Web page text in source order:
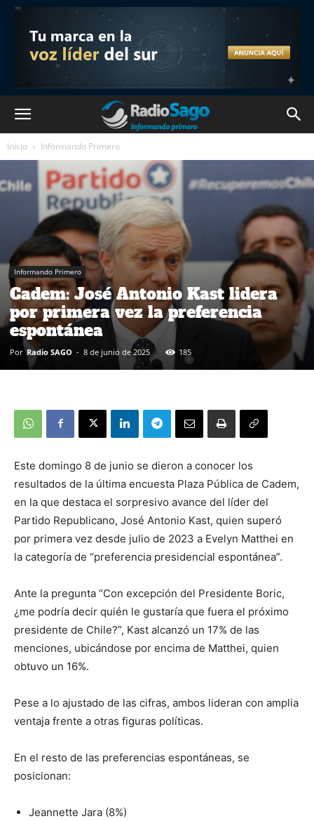
Inicio Informando Primero
Informando Primero
Cadem: José Antonio Kast lidera
por primera vez la preferencia
espontánea
Por Radio SAGO - 8 de junio de 2025 185
Este domingo 8 de junio se dieron a conocer los
resultados de la última encuesta Plaza Pública de Cadem,
en la que destaca el sorpresivo avance del líder del
Partido Republicano, José Antonio Kast, quien superó
por primera vez desde julio de 2023 a Evelyn Matthei en
la categoría de “preferencia presidencial espontánea”.
Ante la pregunta “Con excepción del Presidente Boric,
¿me podría decir quién le gustaría que fuera el próximo
presidente de Chile?”, Kast alcanzó un 17% de las
menciones, ubicándose por encima de Matthei, quien
obtuvo un 16%.
Pese a lo ajustado de las cifras, ambos lideran con amplia
ventaja frente a otras figuras políticas.
En el resto de las preferencias espontáneas, se
posicionan:
Jeannette Jara (8%)